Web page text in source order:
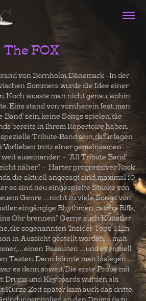
The FOX
von Bornholm, Dänemark - In der
Sommers wurde die Idee einer
Noch wusste man nicht genau, wohin
Eins stand von vornherein fest: man
sein, keine Songs spielen, die
bereits in Ihrem Repertoire haben.
Tribute-Band sein, dafür lagen
Vorlieben trotz einer gemeinsamen
auseinander. - 'All Tribute Band'
näher! - Harter progressiver Rock
die aktuell angesagt sind, maximal 10
es sind neu eingespielte Stücke von
Genre . . . nicht zu viele Songs von
eingängige Rhythmen, catchy Riffs,
Ohr brennen! Gerne auch Künstler
die sogenannten 'Insider-Tops' ... Ein
in Aussicht gestellt worden, . . . man
. . . einen Bassisten . . . und eventuell
Tasten. Dann könnte man loslegen . . .
es dann soweit. Die erste Probe mit
Drums und Keyboards wurden als
Kurze Zeit später kam auch das dritte,
an den Drums dazu,